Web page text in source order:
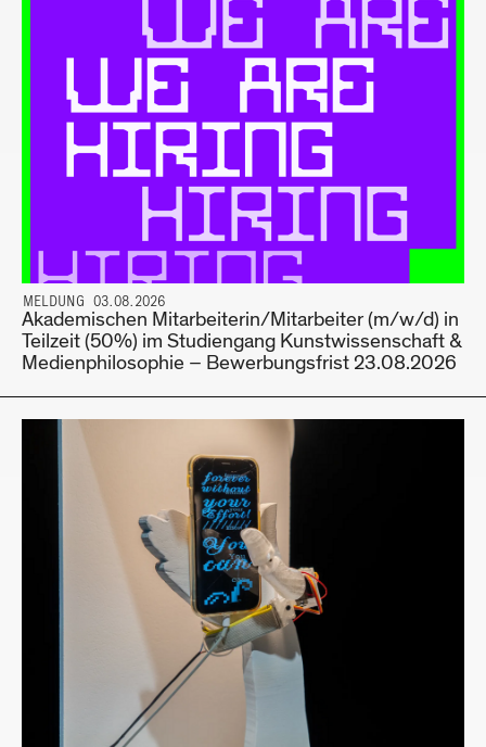
MELDUNG 03.08.2026
Akademischen Mitarbeiterin/Mitarbeiter (m/w/d) in
Teilzeit (50%) im Studiengang Kunstwissenschaft &
Medienphilosophie – Bewerbungsfrist 23.08.2026